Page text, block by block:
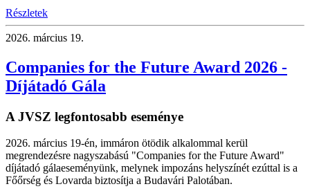
Részletek
2026. március 19.
Companies for the Future Award 2026 -
Díjátadó Gála
A JVSZ legfontosabb eseménye
2026. március 19-én, immáron ötödik alkalommal kerül
megrendezésre nagyszabású "Companies for the Future Award"
díjátadó gálaeseményünk, melynek impozáns helyszínét ezúttal is a
Főőrség és Lovarda biztosítja a Budavári Palotában.